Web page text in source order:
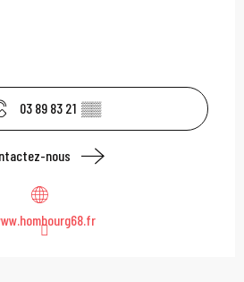
03 89 83 21 ▒▒
nous